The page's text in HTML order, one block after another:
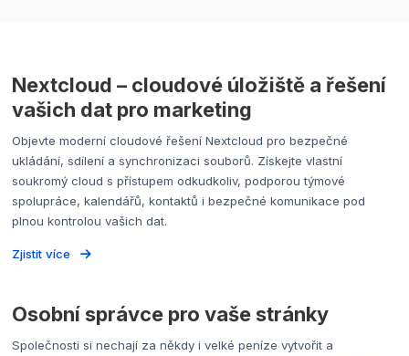
Nextcloud – cloudové úložiště a řešení
vašich dat pro marketing
Objevte moderní cloudové řešení Nextcloud pro bezpečné
ukládání, sdílení a synchronizaci souborů. Získejte vlastní
soukromý cloud s přístupem odkudkoliv, podporou týmové
spolupráce, kalendářů, kontaktů i bezpečné komunikace pod
plnou kontrolou vašich dat.
Zjistit více
Osobní správce pro vaše stránky
Společnosti si nechají za někdy i velké peníze vytvořit a